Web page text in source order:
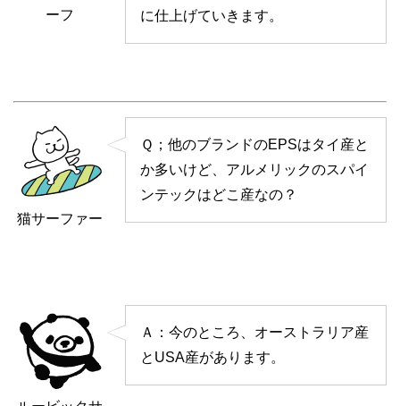
ーフ
に仕上げていきます。
猫サーファー
Ｑ；他のブランドのEPSはタイ産と
か多いけど、アルメリックのスパイ
ンテックはどこ産なの？
Ａ：今のところ、オーストラリア産
とUSA産があります。